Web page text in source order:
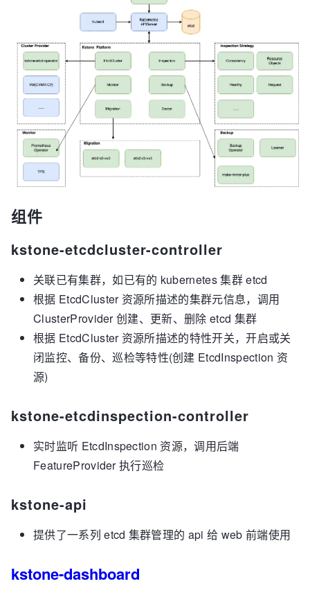
组件
kstone-etcdcluster-controller
关联已有集群，如已有的 kubernetes 集群 etcd
根据 EtcdCluster 资源所描述的集群元信息，调用
ClusterProvider 创建、更新、删除 etcd 集群
根据 EtcdCluster 资源所描述的特性开关，开启或关
闭监控、备份、巡检等特性(创建 EtcdInspection 资
源)
kstone-etcdinspection-controller
实时监听 EtcdInspection 资源，调用后端
FeatureProvider 执行巡检
kstone-api
提供了一系列 etcd 集群管理的 api 给 web 前端使用
kstone-dashboard